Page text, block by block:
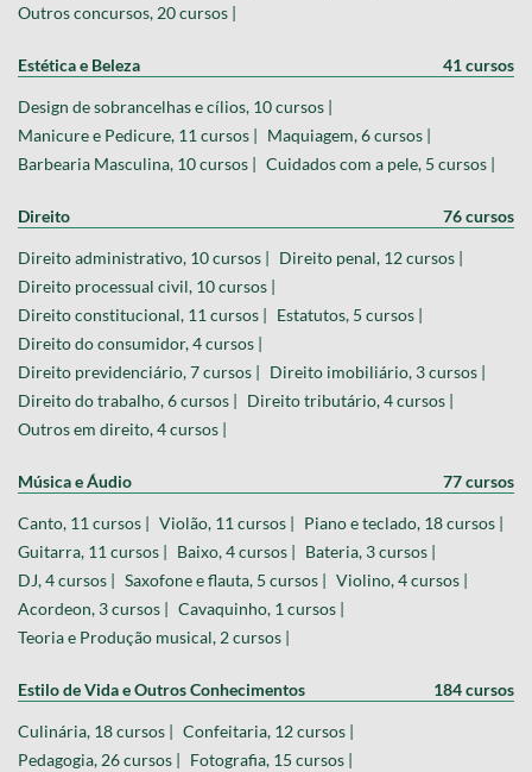
Outros concursos, 20 cursos |
Estética e Beleza 41 cursos
Design de sobrancelhas e cílios, 10 cursos |
Manicure e Pedicure, 11 cursos | Maquiagem, 6 cursos |
Barbearia Masculina, 10 cursos | Cuidados com a pele, 5 cursos |
Direito 76 cursos
Direito administrativo, 10 cursos | Direito penal, 12 cursos |
Direito processual civil, 10 cursos |
Direito constitucional, 11 cursos | Estatutos, 5 cursos |
Direito do consumidor, 4 cursos |
Direito previdenciário, 7 cursos | Direito imobiliário, 3 cursos |
Direito do trabalho, 6 cursos | Direito tributário, 4 cursos |
Outros em direito, 4 cursos |
Música e Áudio 77 cursos
Canto, 11 cursos | Violão, 11 cursos | Piano e teclado, 18 cursos |
Guitarra, 11 cursos | Baixo, 4 cursos | Bateria, 3 cursos |
DJ, 4 cursos | Saxofone e flauta, 5 cursos | Violino, 4 cursos |
Acordeon, 3 cursos | Cavaquinho, 1 cursos |
Teoria e Produção musical, 2 cursos |
Estilo de Vida e Outros Conhecimentos 184 cursos
Culinária, 18 cursos | Confeitaria, 12 cursos |
Pedagogia, 26 cursos | Fotografia, 15 cursos |